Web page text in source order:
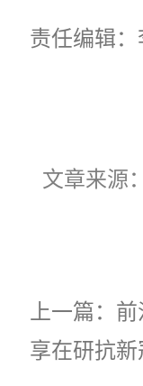
责任编辑：
文章来源
上一篇：
享在研抗新